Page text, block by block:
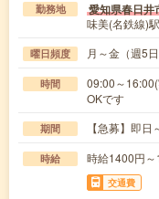
勤務地 愛知県春日井
味美(名鉄線)
曜日頻度 月～金（週5
時間
09:00～
OKです
期間 【急募】即
時給 時給1400円
交通費